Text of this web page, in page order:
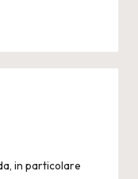
in particolare